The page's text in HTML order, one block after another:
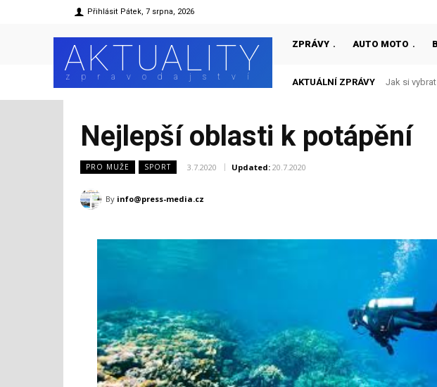
Přihlásit Pátek, 7 srpna, 2026
AKTUALITY
zpravodajství
ZPRÁVY AUTO MOTO
AKTUÁLNÍ ZPRÁVY Jak si
Nejlepší oblasti k potápění
PRO MUŽE SPORT 3.7.2020 Updated: 20.7.2020
By info@press-media.cz